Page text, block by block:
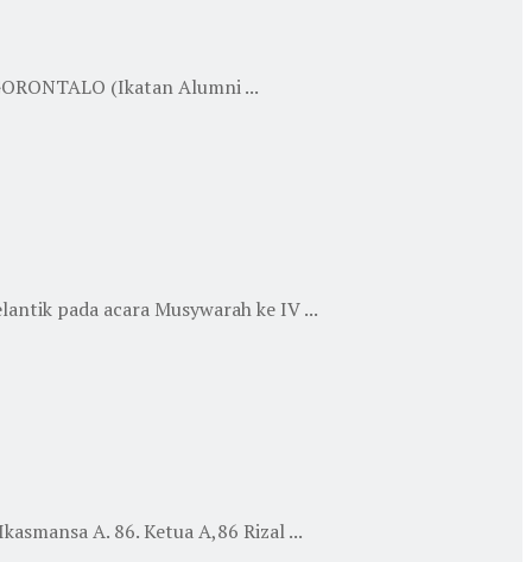
(Ikatan Alumni ...
pada acara Musywarah ke IV ...
A. 86. Ketua A,86 Rizal ...